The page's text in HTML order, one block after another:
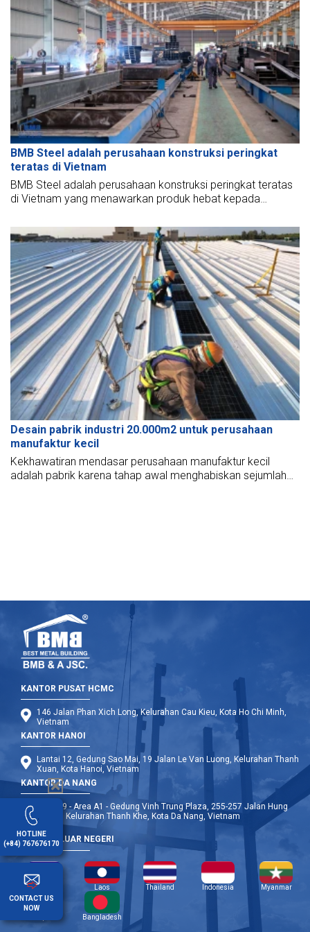
BMB Steel adalah perusahaan konstruksi peringkat
teratas di Vietnam
BMB Steel adalah perusahaan konstruksi peringkat teratas
di Vietnam yang menawarkan produk hebat kepada
makalah ini untuk mempelajari lebih lanjut tentang
perusahaan ini.
Desain pabrik industri 20.000m2 untuk perusahaan
manufaktur kecil
Kekhawatiran mendasar perusahaan manufaktur kecil
adalah pabrik karena tahap awal menghabiskan sejumlah
KANTOR PUSAT HCMC
146 Jalan Phan Xich Long, Kelurahan Cau Kieu, Kota Ho Chi Minh,
Vietnam
KANTOR HANOI
Lantai 12, Gedung Sao Mai, 19 Jalan Le Van Luong, Kelurahan Thanh
Xuan, Kota Hanoi, Vietnam
KANTOR DA NANG
Lantai 9 - Area A1 - Gedung Vinh Trung Plaza, 255-257 Jalan Hung
Vuong, Kelurahan Thanh Khe, Kota Da Nang, Vietnam
CABANG LUAR NEGERI
Kamboja Laos Thailand Indonesia Myanmar
Bangladesh
HOTLINE
(+84) 767676170
CONTACT US
NOW